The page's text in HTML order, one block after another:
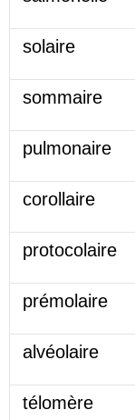
solaire
sommaire
pulmonaire
corollaire
protocolaire
prémolaire
alvéolaire
télomère